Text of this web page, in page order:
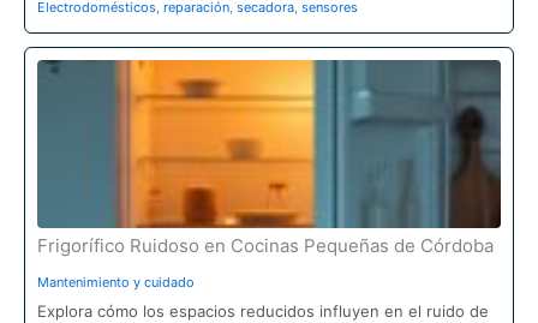
Electrodomésticos, reparación, secadora, sensores
Frigorífico Ruidoso en Cocinas Pequeñas de Córdoba
Mantenimiento y cuidado
Explora cómo los espacios reducidos influyen en el ruido de